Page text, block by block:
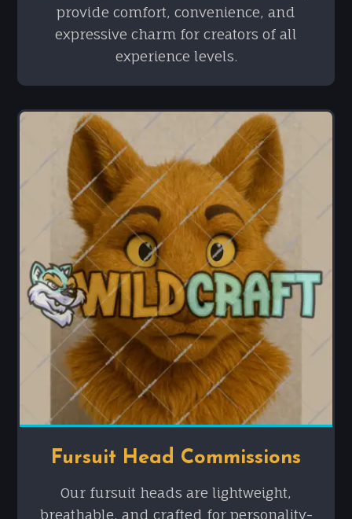
provide comfort, convenience, and
expressive charm for creators of all
experience levels.
Fursuit Head Commissions
Our fursuit heads are lightweight,
breathable, and crafted for personality-